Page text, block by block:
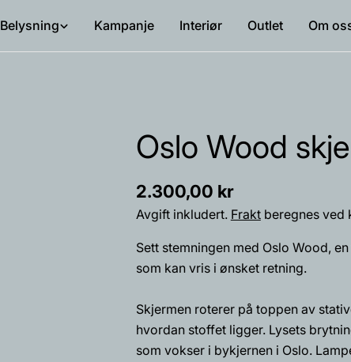
Belysning Kampanje Interiør Outlet Om
Oslo Wood
Vanlig
pris
2.300,00 kr
Avgift inkludert. Fraktberegnes ved
Sett stemningen med Oslo Wood,
som kan vris i ønsket retning.
Skjermen roterer på toppen av
hvordan stoffet ligger. Lysets
som vokser i bykjernen i Oslo.